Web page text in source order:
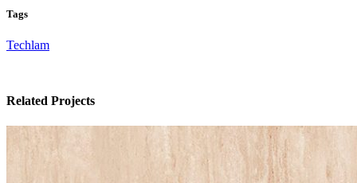
Tags
Techlam
Related Projects